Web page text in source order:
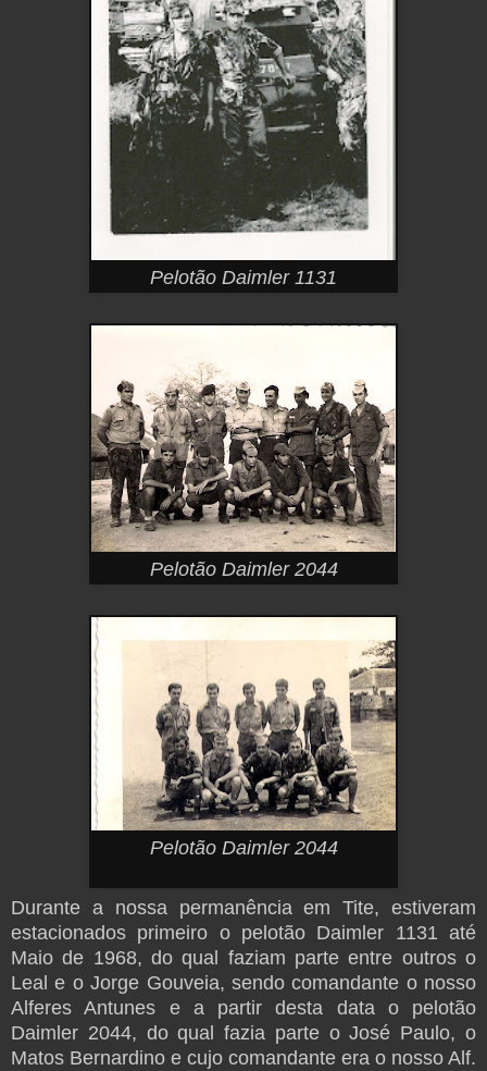
Pelotão Daimler 1131
Pelotão Daimler 2044
Pelotão Daimler 2044
Durante a nossa permanência em Tite, estiveram
estacionados primeiro o pelotão Daimler 1131 até
Maio de 1968, do qual faziam parte entre outros o
Leal e o Jorge Gouveia, sendo comandante o nosso
Alferes Antunes e a partir desta data o pelotão
Daimler 2044, do qual fazia parte o José Paulo, o
Matos Bernardino e cujo comandante era o nosso Alf.